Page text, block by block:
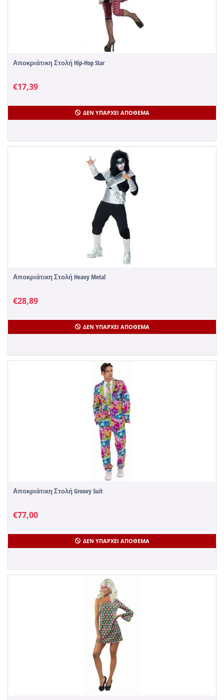
Αποκριάτικη Στολή Hip-Hop Star
€17,39
ΔΕΝ ΥΠΆΡΧΕΙ ΑΠΌΘΕΜΑ
Αποκριάτικη Στολή Heavy Metal
€28,89
ΔΕΝ ΥΠΆΡΧΕΙ ΑΠΌΘΕΜΑ
Αποκριάτικη Στολή Groovy Suit
€77,00
ΔΕΝ ΥΠΆΡΧΕΙ ΑΠΌΘΕΜΑ